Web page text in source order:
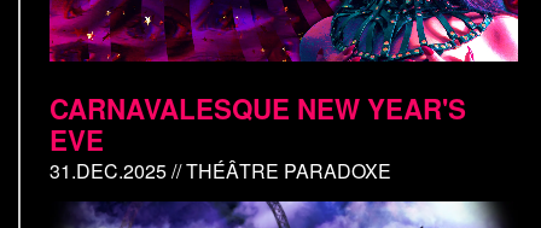
CARNAVALESQUE NEW YEAR'S
EVE
31.DEC.2025 // THÉÂTRE PARADOXE